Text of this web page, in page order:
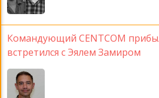
Командующий CENTCOM
встретился с Эялем Замиром